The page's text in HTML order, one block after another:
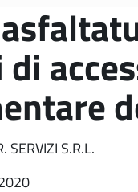
SERVIZI S.R.L.